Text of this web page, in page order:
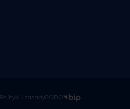
Polityki i zasadyRODO